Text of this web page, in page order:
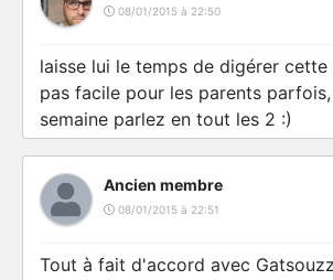
08/01/2015 à 22:50
laisse lui le temps de digérer cette
pas facile pour les parents
semaine parlez en tout les 2 :)
Ancien membre
08/01/2015 à 22:51
Tout à fait d'accord avec